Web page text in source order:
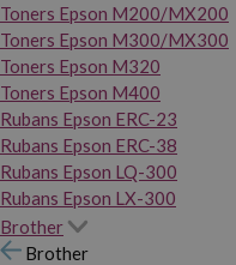
Toners Epson M200/MX200
Toners Epson M300/MX300
Toners Epson M320
Toners Epson M400
Rubans Epson ERC-23
Rubans Epson ERC-38
Rubans Epson LQ-300
Rubans Epson LX-300
Brother
Brother